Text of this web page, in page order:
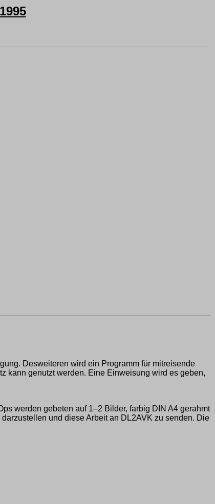
Desweiteren wird ein Programm für mitreisende
kann genutzt werden. Eine Einweisung wird es geben,
werden gebeten auf 1–2 Bilder, farbig DIN A4 gerahmt
und diese Arbeit an DL2AVK zu senden. Die